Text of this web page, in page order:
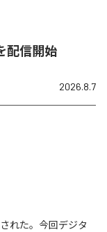
配信開始
2026.8.7
れた。今回デジタ